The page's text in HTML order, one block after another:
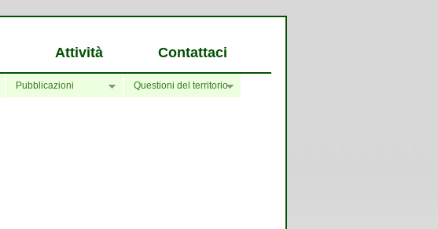
Attività Contattaci
Pubblicazioni Questioni del territorio